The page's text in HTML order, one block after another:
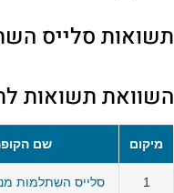
תשואות סלייס
השוואת תשואות
מיקום שם
1 סלייס השתלמות